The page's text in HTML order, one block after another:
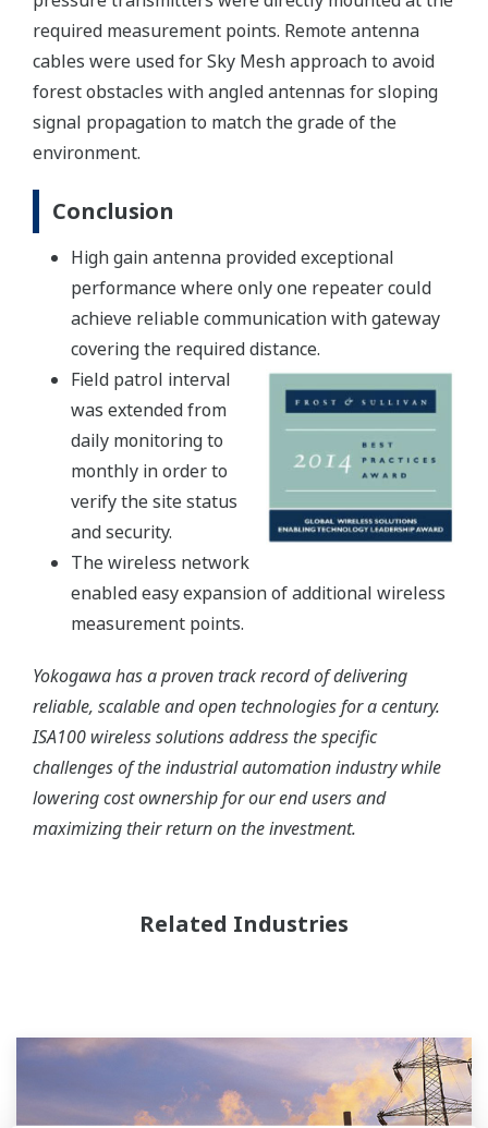
required measurement points. Remote antenna
cables were used for Sky Mesh approach to avoid
forest obstacles with angled antennas for sloping
signal propagation to match the grade of the
environment.
Conclusion
High gain antenna provided exceptional
performance where only one repeater could
achieve reliable communication with gateway
covering the required distance.
Field patrol interval
was extended from
daily monitoring to
monthly in order to
verify the site status
and security.
The wireless network
enabled easy expansion of additional wireless
measurement points.
Yokogawa has a proven track record of delivering
reliable, scalable and open technologies for a century.
ISA100 wireless solutions address the specific
challenges of the industrial automation industry while
lowering cost ownership for our end users and
maximizing their return on the investment.
Related Industries